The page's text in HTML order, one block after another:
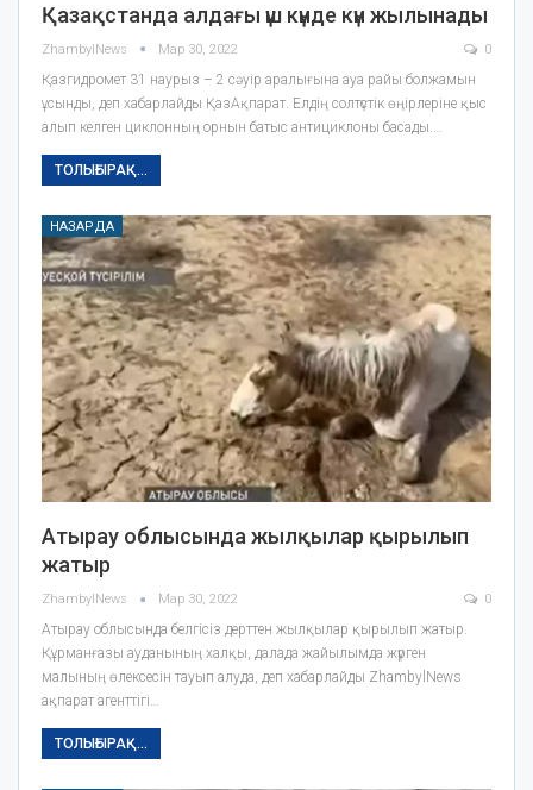
Қазақстанда алдағы үш күнде күн жылынады
ZhambylNews Мар 30, 2022 0
Қазгидромет 31 наурыз – 2 сәуір аралығына ауа райы болжамын
ұсынды, деп хабарлайды ҚазАқпарат. Елдің солтүстік өңірлеріне қыс
алып келген циклонның орнын батыс антициклоны басады.…
ТОЛЫҒЫРАҚ...
НАЗАРДА
Атырау облысында жылқылар қырылып
жатыр
ZhambylNews Мар 30, 2022 0
Атырау облысында белгісіз дерттен жылқылар қырылып жатыр.
Құрманғазы ауданының халқы, далада жайылымда жүрген
малының өлексесін тауып алуда, деп хабарлайды ZhambylNews
ақпарат агенттігі…
ТОЛЫҒЫРАҚ...